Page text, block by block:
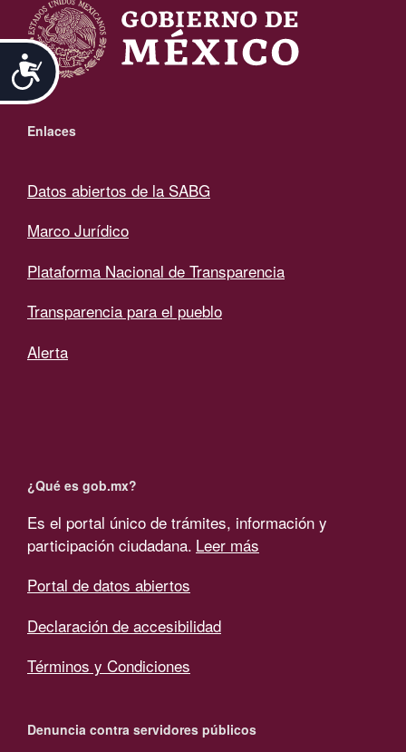
Accesibilidad
Enlaces
Datos abiertos de la SABG
Marco Jurídico
Plataforma Nacional de Transparencia
Transparencia para el pueblo
Alerta
¿Qué es gob.mx?
Es el portal único de trámites, información y
participación ciudadana. Leer más
Portal de datos abiertos
Declaración de accesibilidad
Términos y Condiciones
Denuncia contra servidores públicos